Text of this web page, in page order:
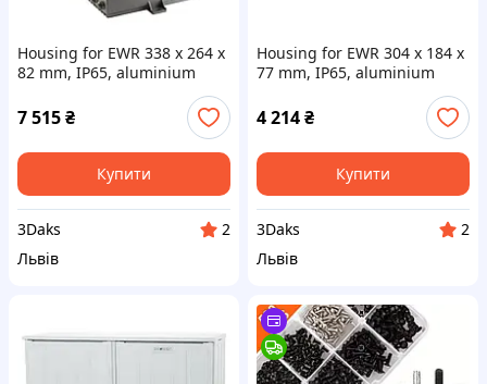
Housing for EWR 338 x 264 x
82 mm, IP65, aluminium
алюмінієвий)
7 515₴
Купити
3Daks
2
Львів
Housing for EWR 304 x 184 x
77 mm, IP65, aluminium
алюмінієвий)
4 214₴
Купити
3Daks
2
Львів